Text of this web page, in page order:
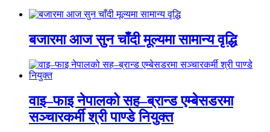
बजारमा आज सुन चाँदी मूल्यमा सामान्य वृद्धि
वाइ–फाइ नेपालको सह–ब्रान्ड एम्बेसडरमा
सञ्चारकर्मी श्री पाण्डे नियुक्त